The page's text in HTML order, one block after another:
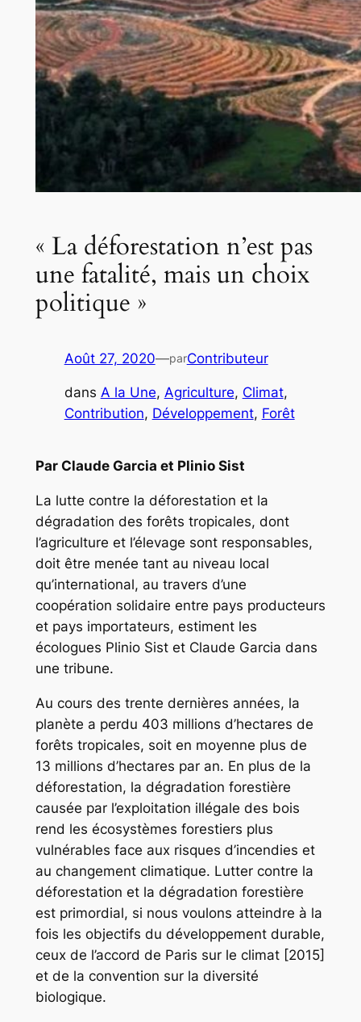
« La déforestation n’est pas
une fatalité, mais un choix
politique »
Août 27, 2020—parContributeur
dans A la Une, Agriculture, Climat
Contribution, Développement, Forêt
Par Claude Garcia et Plinio Sist
La lutte contre la déforestation et la
dégradation des forêts tropicales, dont
l’agriculture et l’élevage sont responsables,
doit être menée tant au niveau local
qu’international, au travers d’une
coopération solidaire entre pays producteurs
et pays importateurs, estiment les
écologues Plinio Sist et Claude Garcia dans
une tribune.
Au cours des trente dernières années, la
planète a perdu 403 millions d’hectares de
forêts tropicales, soit en moyenne plus de
13 millions d’hectares par an. En plus de la
déforestation, la dégradation forestière
causée par l’exploitation illégale des bois
rend les écosystèmes forestiers plus
vulnérables face aux risques d’incendies et
au changement climatique. Lutter contre la
déforestation et la dégradation forestière
est primordial, si nous voulons atteindre à la
fois les objectifs du développement durable,
ceux de l’accord de Paris sur le climat [2015]
et de la convention sur la diversité
biologique.